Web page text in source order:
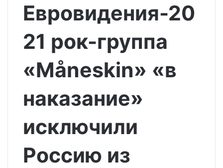
Евровидения-20
21 рок-группа
«Måneskin» «в
наказание»
исключили
Россию из